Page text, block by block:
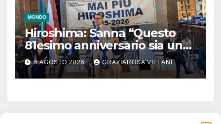
MONDO
Hiroshima: Sanna “Questo
81esimo anniversario sia un
monito per tutti”
6 AGOSTO 2026 GRAZIAROSA VILLANI